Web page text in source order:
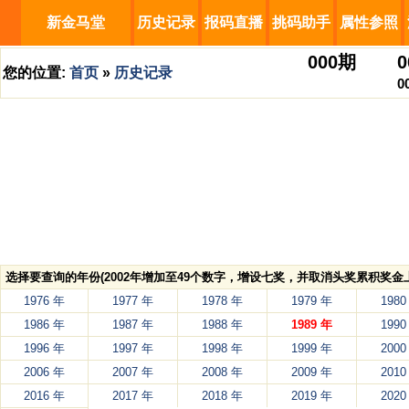
新金马堂 历史记录 报码直播 挑码助手 属性参照
您的位置: 首页 » 历史记录
000期
选择要查询的年份(2002年增加至49个数字，增设七奖，并取消头奖累积奖
1976 年
1977 年 1978 年 1979 年
1986 年
1987 年 1988 年 1989 年
1996 年
1997 年 1998 年 1999 年
2000
2006 年
2007 年 2008 年 2009 年
2010
2016 年
2017 年 2018 年 2019 年 2020